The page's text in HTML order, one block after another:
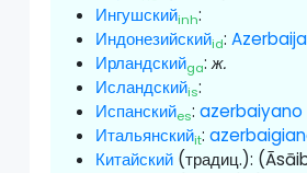
Ингушскийinh:
Индонезийскийid:
Ирландскийga:ж.
Исландскийis:
Испанскийes:azerbaiyano
Итальянскийit:
Китайский (традиц.):